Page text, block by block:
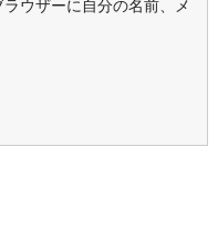
ウザーに自分の名前、メ